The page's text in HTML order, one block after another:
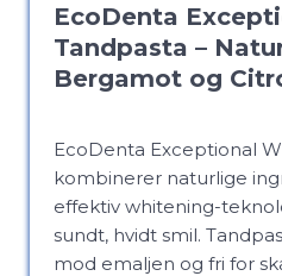
EcoDenta
Tandpasta –
Bergamot og
EcoDenta Exceptional
kombinerer naturlige
effektiv whitening-
sundt, hvidt smil.
mod emaljen og fri for